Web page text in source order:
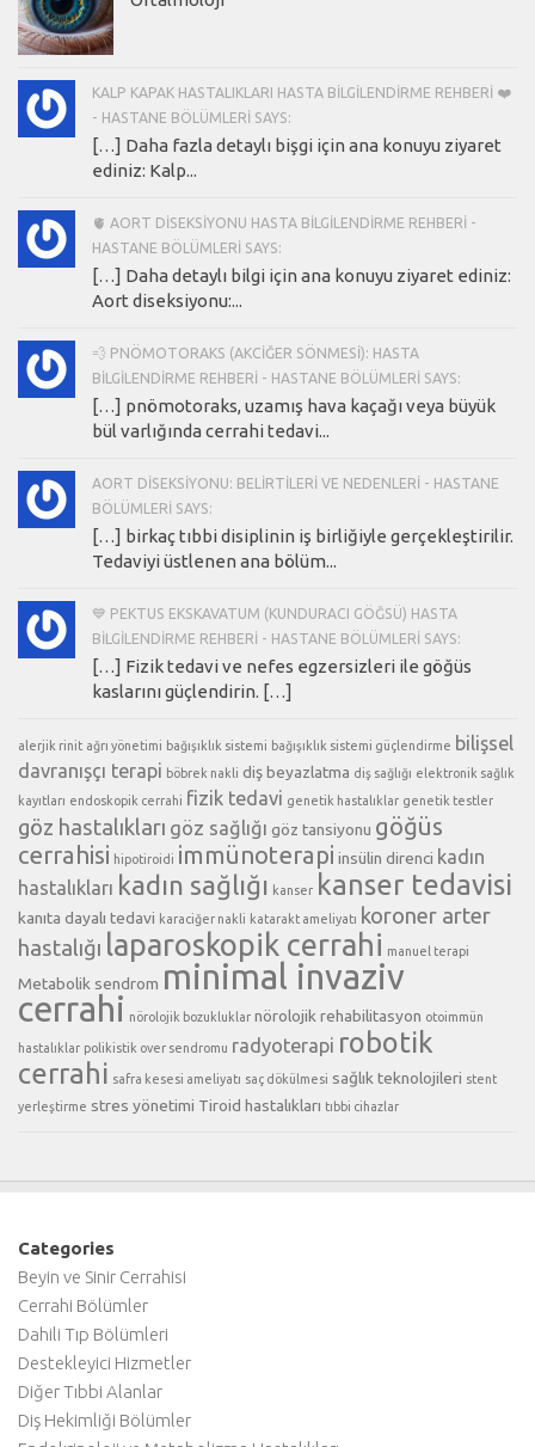
KALP KAPAK HASTALIKLARI HASTA BILGILENDIRME REHBERI ❤️
- HASTANE BÖLÜMLERI SAYS:
[…] Daha fazla detaylı bişgi için ana konuyu ziyaret
ediniz: Kalp...
🫀 AORT DISEKSIYONU HASTA BILGILENDIRME REHBERI -
HASTANE BÖLÜMLERI SAYS:
[…] Daha detaylı bilgi için ana konuyu ziyaret ediniz:
Aort diseksiyonu:...
💨 PNÖMOTORAKS (AKCIĞER SÖNMESI): HASTA
BILGILENDIRME REHBERI - HASTANE BÖLÜMLERI SAYS:
[…] pnömotoraks, uzamış hava kaçağı veya büyük
bül varlığında cerrahi tedavi...
AORT DISEKSIYONU: BELIRTILERI VE NEDENLERI - HASTANE
BÖLÜMLERI SAYS:
[…] birkaç tıbbi disiplinin iş birliğiyle gerçekleştirilir.
Tedaviyi üstlenen ana bölüm...
💙 PEKTUS EKSKAVATUM (KUNDURACI GÖĞSÜ) HASTA
BILGILENDIRME REHBERI - HASTANE BÖLÜMLERI SAYS:
[…] Fizik tedavi ve nefes egzersizleri ile göğüs
kaslarını güçlendirin. […]
alerjik rinit ağrı yönetimi bağışıklık sistemi bağışıklık sistemi güçlendirme bilişsel
davranışçı terapi böbrek nakli diş beyazlatma diş sağlığı elektronik sağlık
kayıtları endoskopik cerrahi fizik tedavi genetik hastalıklar genetik testler
göz hastalıkları göz sağlığı göz tansiyonu göğüs
cerrahisi hipotiroidi immünoterapi insülin direnci kadın
hastalıkları kadın sağlığı kanser kanser tedavisi
kanıta dayalı tedavi karaciğer nakli katarakt ameliyatı koroner arter
hastalığı laparoskopik cerrahi manuel terapi
Metabolik sendrom minimal invaziv
cerrahi nörolojik bozukluklar nörolojik rehabilitasyon otoimmün
hastalıklar polikistik over sendromu radyoterapi robotik
cerrahi safra kesesi ameliyatı saç dökülmesi sağlık teknolojileri stent
yerleştirme stres yönetimi Tiroid hastalıkları tıbbi cihazlar
Categories
Beyin ve Sinir Cerrahisi
Cerrahi Bölümler
Dahili Tıp Bölümleri
Destekleyici Hizmetler
Diğer Tıbbi Alanlar
Diş Hekimliği Bölümler